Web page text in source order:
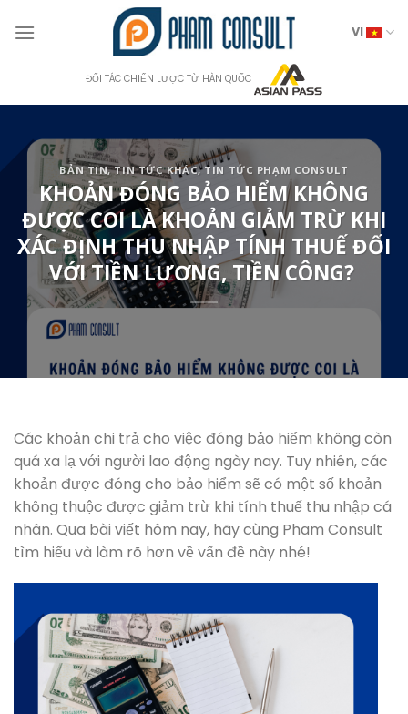
VI
ĐỐI TÁC CHIẾN LƯỢC TỪ HÀN QUỐC
BẢN TIN,TIN TỨC KHÁC,TIN TỨC PHẠM CONSULT
KHOẢN ĐÓNG BẢO HIỂM KHÔNG
ĐƯỢC COI LÀ KHOẢN GIẢM TRỪ KHI
XÁC ĐỊNH THU NHẬP TÍNH THUẾ ĐỐI
VỚI TIỀN LƯƠNG, TIỀN CÔNG?
Các khoản chi trả cho việc đóng bảo hiểm không còn
quá xa lạ với người lao động ngày nay. Tuy nhiên, các
khoản được đóng cho bảo hiểm sẽ có một số khoản
không thuộc được giảm trừ khi tính thuế thu nhập cá
nhân. Qua bài viết hôm nay, hãy cùng Pham Consult
tìm hiểu và làm rõ hơn về vấn đề này nhé!